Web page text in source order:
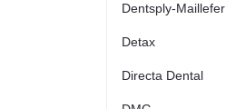
Dentsply-Maillefer
Detax
Directa Dental